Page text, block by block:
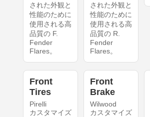
された外観と
性能のために
使用される高
品質の F.
Fender
Flares。
された外観と
性能のために
使用される高
品質の R.
Fender
Flares。
Front
Tires
Pirelli
カスタマイズ
Front
Brake
Wilwood
カスタマイズ